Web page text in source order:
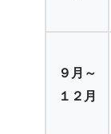
９月～
１２月